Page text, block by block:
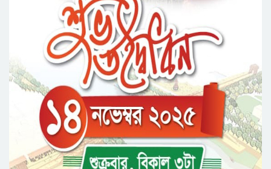
জমি নিয়ে বিরোধে খু ন সুনা মিয়া, হোসেনকে ধরল
সিলেট র‌্যাব